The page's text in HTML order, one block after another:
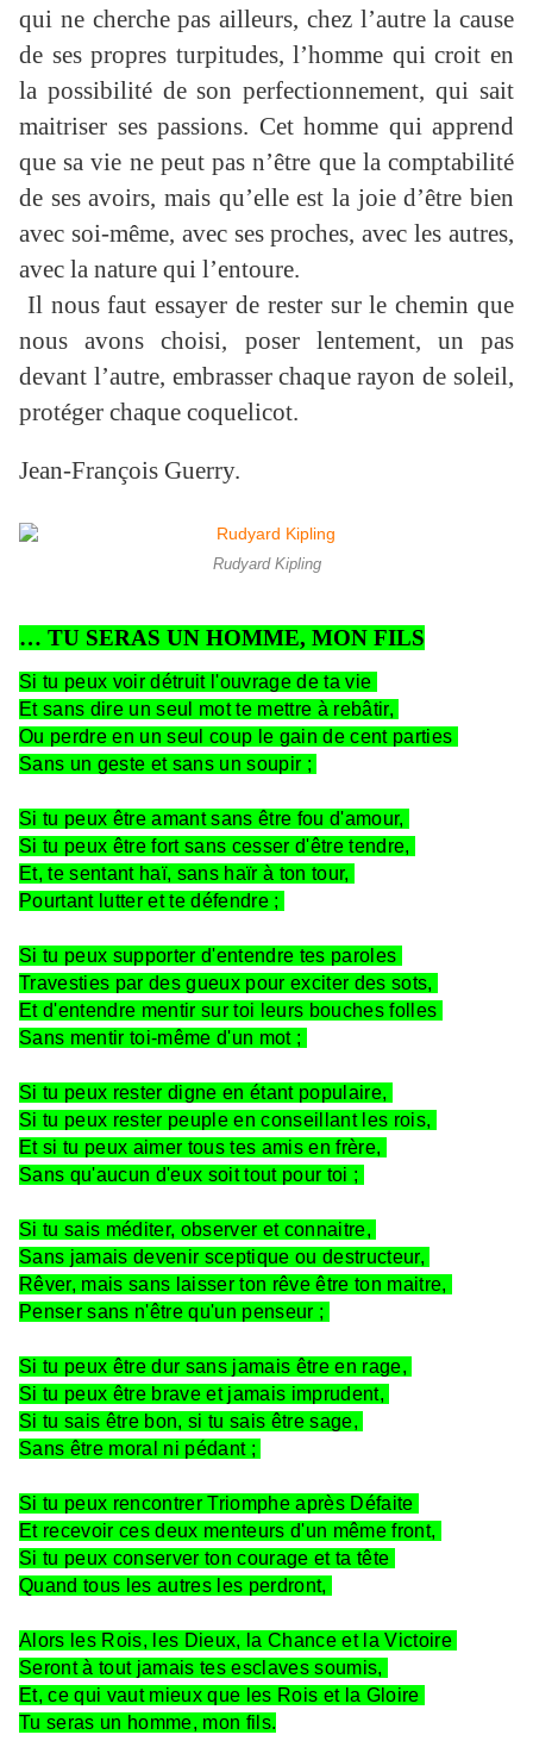
qui ne cherche pas ailleurs, chez l’autre la cause
de ses propres turpitudes, l’homme qui croit en
la possibilité de son perfectionnement, qui sait
maitriser ses passions. Cet homme qui apprend
que sa vie ne peut pas n’être que la comptabilité
de ses avoirs, mais qu’elle est la joie d’être bien
avec soi-même, avec ses proches, avec les autres,
avec la nature qui l’entoure.
Il nous faut essayer de rester sur le chemin que
nous avons choisi, poser lentement, un pas
devant l’autre, embrasser chaque rayon de soleil,
protéger chaque coquelicot.
Jean-François Guerry.
Rudyard Kipling
… TU SERAS UN HOMME, MON FILS
Si tu peux voir détruit l'ouvrage de ta vie
Et sans dire un seul mot te mettre à rebâtir,
Ou perdre en un seul coup le gain de cent parties
Sans un geste et sans un soupir ;
Si tu peux être amant sans être fou d'amour,
Si tu peux être fort sans cesser d'être tendre,
Et, te sentant haï, sans haïr à ton tour,
Pourtant lutter et te défendre ;
Si tu peux supporter d'entendre tes paroles
Travesties par des gueux pour exciter des sots,
Et d'entendre mentir sur toi leurs bouches folles
Sans mentir toi-même d'un mot ;
Si tu peux rester digne en étant populaire,
Si tu peux rester peuple en conseillant les rois,
Et si tu peux aimer tous tes amis en frère,
Sans qu'aucun d'eux soit tout pour toi ;
Si tu sais méditer, observer et connaitre,
Sans jamais devenir sceptique ou destructeur,
Rêver, mais sans laisser ton rêve être ton maitre,
Penser sans n'être qu'un penseur ;
Si tu peux être dur sans jamais être en rage,
Si tu peux être brave et jamais imprudent,
Si tu sais être bon, si tu sais être sage,
Sans être moral ni pédant ;
Si tu peux rencontrer Triomphe après Défaite
Et recevoir ces deux menteurs d'un même front,
Si tu peux conserver ton courage et ta tête
Quand tous les autres les perdront,
Alors les Rois, les Dieux, la Chance et la Victoire
Seront à tout jamais tes esclaves soumis,
Et, ce qui vaut mieux que les Rois et la Gloire
Tu seras un homme, mon fils.